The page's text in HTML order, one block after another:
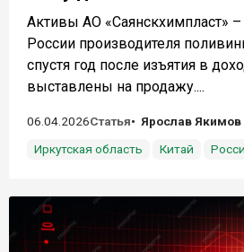
Активы АО «Саянскхимпласт»
России производителя
спустя год после изъятия в
выставлены на продажу....
06.04.2026Статья
Ярослав Якимов
Иркутская область
Китай